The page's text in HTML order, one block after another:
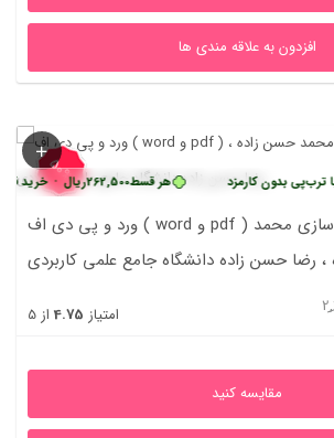
افزدون به علاقه مندی ها
50% هر قسط262,500ریال • خرید قسطی با کارمزد
ورد و پی دی اف ( word و pdf ) قابل سرچ مستند سازی محمد
رضا حسن زاده دانشگاه جامع علمی کاربردی
امتیاز 4.75 از 5
مقایسه کنید